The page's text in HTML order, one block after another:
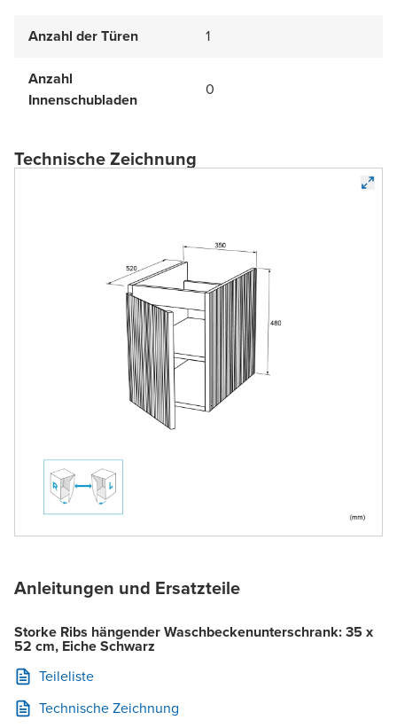
Anzahl der Türen 1
Anzahl
Innenschubladen
0
Technische Zeichnung
Anleitungen und Ersatzteile
Storke Ribs hängender Waschbeckenunterschrank: 35 x
52 cm, Eiche Schwarz
Teileliste
Technische Zeichnung